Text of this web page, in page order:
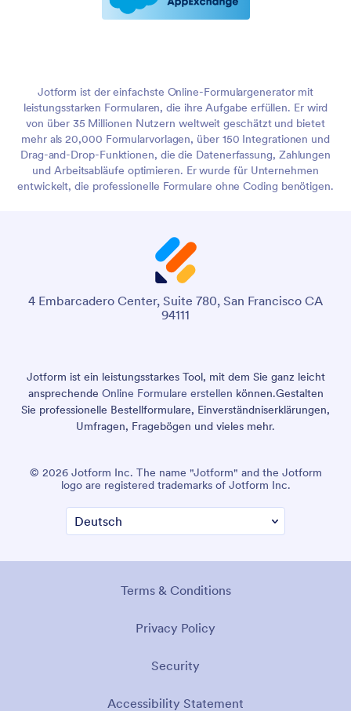
Jotform ist der einfachste Online-Formulargenerator mit
leistungsstarken Formularen, die ihre Aufgabe erfüllen. Er wird
von über 35 Millionen Nutzern weltweit geschätzt und bietet
mehr als 20,000 Formularvorlagen, über 150 Integrationen und
Drag-and-Drop-Funktionen, die die Datenerfassung, Zahlungen
und Arbeitsabläufe optimieren. Er wurde für Unternehmen
entwickelt, die professionelle Formulare ohne Coding benötigen.
4 Embarcadero Center, Suite 780, San Francisco CA
94111
Jotform ist ein leistungsstarkes Tool, mit dem Sie ganz leicht
ansprechende Online Formulare erstellen können.Gestalten
Sie professionelle Bestellformulare, Einverständniserklärungen,
Umfragen, Fragebögen und vieles mehr.
© 2026 Jotform Inc. The name "Jotform" and the Jotform
logo are registered trademarks of Jotform Inc.
Terms & Conditions
Privacy Policy
Security
Accessibility Statement